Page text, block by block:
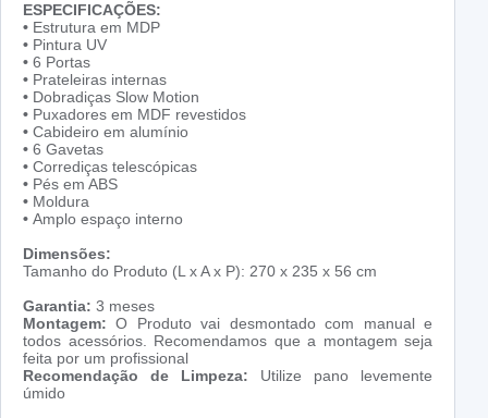
ESPECIFICAÇÕES:
• Estrutura em MDP
• Pintura UV
• 6 Portas
• Prateleiras internas
• Dobradiças Slow Motion
• Puxadores em MDF revestidos
• Cabideiro em alumínio
• 6 Gavetas
• Corrediças telescópicas
• Pés em ABS
• Moldura
• Amplo espaço interno
Dimensões:
Tamanho do Produto (L x A x P): 270 x 235 x 56 cm
Garantia: 3 meses
Montagem: O Produto vai desmontado com manual e
todos acessórios. Recomendamos que a montagem seja
feita por um profissional
Recomendação de Limpeza: Utilize pano levemente
úmido